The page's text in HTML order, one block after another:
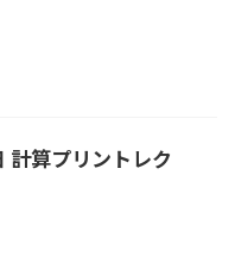
計算プリントレク